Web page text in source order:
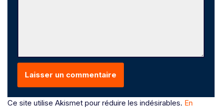
Ce site utilise Akismet pour réduire les indésirables. En